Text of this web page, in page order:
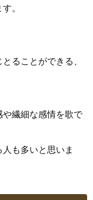
。
ることができる、
繊細な感情を歌で
も多いと思いま